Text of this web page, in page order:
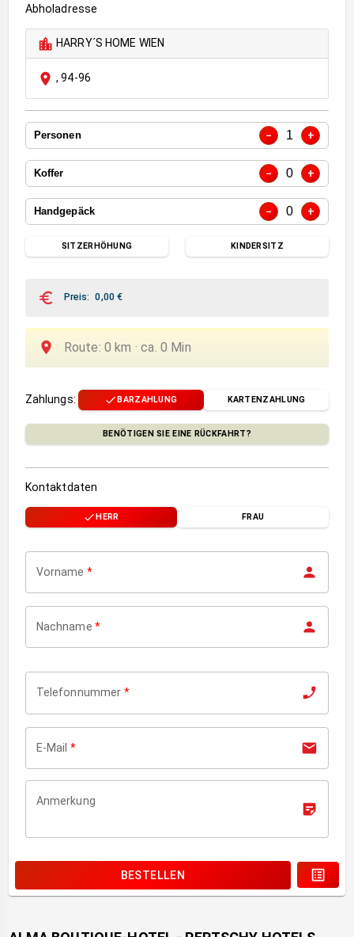
Abholadresse
HARRY´S HOME WIEN
,94-96
Personen − 1 +
Koffer − 0 +
Handgepäck − 0 +
SITZERHÖHUNG KINDERSITZ
Preis: 0,00€
Route: 0 km ·ca. 0 Min
Zahlungs: BARZAHLUNG KARTENZAHLUNG
BENÖTIGEN SIE EINE RÜCKFAHRT?
Kontaktdaten
HERR FRAU
Vorname *
Nachname *
Telefonnummer *
E-Mail *
Anmerkung
BESTELLEN